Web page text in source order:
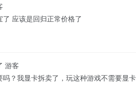
了 应该是回归正常价格了
游客
吗？我显卡拆卖了，玩这种游戏不需要显